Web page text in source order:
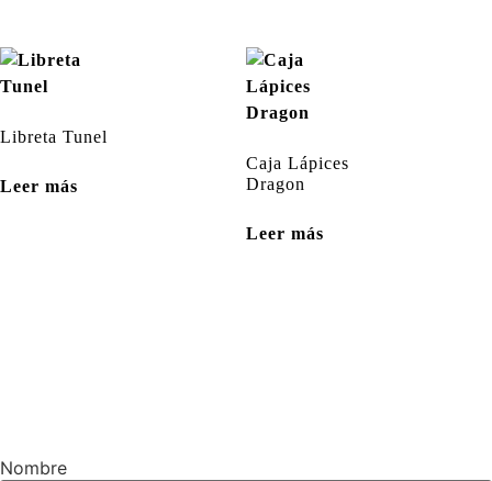
Libreta Tunel
Leer más
Caja Lápices
Dragon
Leer más
Nombre